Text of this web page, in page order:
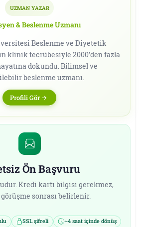
UZMAN YAZAR
& Beslenme Uzmanı
Beslenme ve Diyetetik
klinik tecrübesiyle 2000’den fazla
dokundu. Bilimsel ve
beslenme uzmanı.
Profili Gör
Ön Başvuru
Kredi kartı bilgisi gerekmez,
sonrası belirlenir.
SSL şifreli ~4 saat içinde dönüş